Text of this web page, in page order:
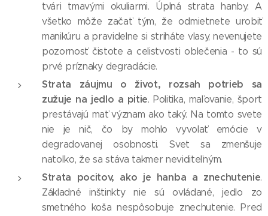
tvári tmavými okuliarmi. Úplná strata hanby. A
všetko môže začať tým, že odmietnete urobiť
manikúru a pravidelne si striháte vlasy, nevenujete
pozornosť čistote a celistvosti oblečenia - to sú
prvé príznaky degradácie.
Strata záujmu o život, rozsah potrieb sa
zužuje na jedlo a pitie. Politika, maľovanie, šport
prestávajú mať význam ako taký. Na tomto svete
nie je nič, čo by mohlo vyvolať emócie v
degradovanej osobnosti. Svet sa zmenšuje
natoľko, že sa stáva takmer neviditeľným.
Strata pocitov, ako je hanba a znechutenie.
Základné inštinkty nie sú ovládané, jedlo zo
smetného koša nespôsobuje znechutenie. Pred